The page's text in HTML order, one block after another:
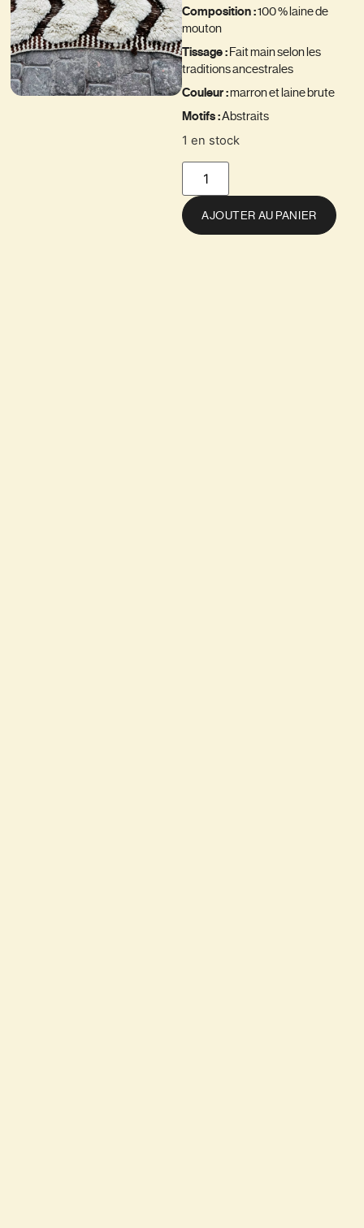
Composition :100 % laine de
mouton
Tissage :Fait main selon les
traditions ancestrales
Couleur :marron et laine brute
Motifs :Abstraits
1 en stock
AJOUTER AU PANIER